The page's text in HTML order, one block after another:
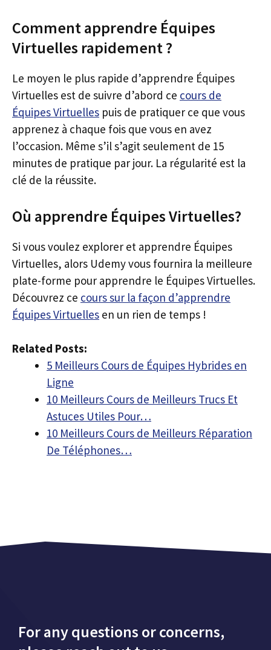
Comment apprendre Équipes
Virtuelles rapidement ?
Le moyen le plus rapide d’apprendre Équipes
Virtuelles est de suivre d’abord ce cours de
Équipes Virtuelles puis de pratiquer ce que vous
apprenez à chaque fois que vous en avez
l’occasion. Même s’il s’agit seulement de 15
minutes de pratique par jour. La régularité est la
clé de la réussite.
Où apprendre Équipes Virtuelles?
Si vous voulez explorer et apprendre Équipes
Virtuelles, alors Udemy vous fournira la meilleure
plate-forme pour apprendre le Équipes Virtuelles.
Découvrez ce cours sur la façon d’apprendre
Équipes Virtuelles en un rien de temps !
Related Posts:
5 Meilleurs Cours de Équipes Hybrides en
Ligne
10 Meilleurs Cours de Meilleurs Trucs Et
Astuces Utiles Pour…
10 Meilleurs Cours de Meilleurs Réparation
De Téléphones…
For any questions or concerns,